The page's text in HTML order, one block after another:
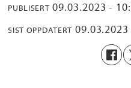
PUBLISERT 09.03.2023 -
SIST OPPDATERT